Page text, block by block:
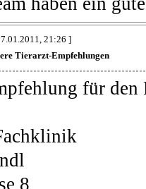
21:26 ]
Tierarzt-Empfehlungen
für den
8